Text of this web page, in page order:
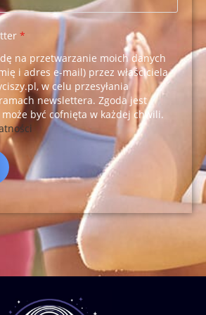
*
na przetwarzanie moich danych
i adres e-mail) przez właściciela
w celu przesyłania
newslettera. Zgoda jest
być cofnięta w każdej chwili.